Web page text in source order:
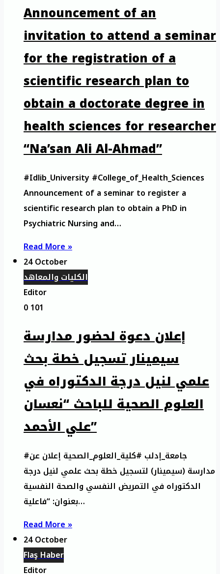
Announcement of an
invitation to attend a seminar
for the registration of a
scientific research plan to
obtain a doctorate degree in
health sciences for researcher
“Na’san Ali Al-Ahmad”
#Idlib_University #College_of_Health_Sciences
Announcement of a seminar to register a
scientific research plan to obtain a PhD in
Psychiatric Nursing and…
Read More »
24 October
الكليات والمعاهد
Editor
0101
إعلان دعوة لحضور مدارسة
سيمينار تسجيل خطة بحث
علمي لنيل درجة الدكتوراه في
العلوم الصحية للباحث “نعسان
علي الأحمد”
#جامعة_إدلب #كلية_العلوم_الصحية إعلان عن
مدارسة (سيمينار) لتسجيل خطة بحث علمي لنيل درجة
الدكتوراه في التمريض النفسي والصحة النفسية
بعنوان: “فاعلية…
Read More »
24 October
Flaş Haber
Editor